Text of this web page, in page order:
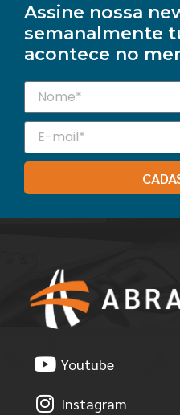
Assine nossa
semanalmente
acontece no
Youtube
Instagram